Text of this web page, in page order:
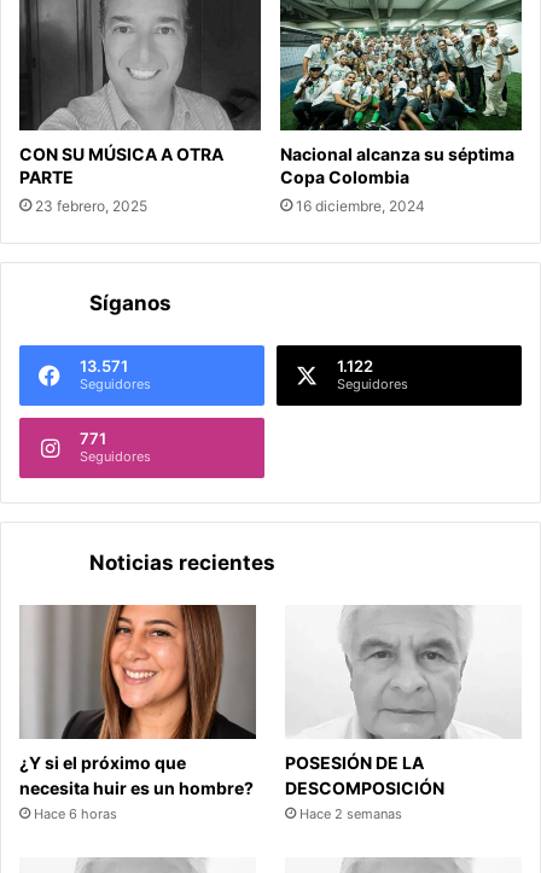
CON SU MÚSICA A OTRA
PARTE
23 febrero, 2025
Nacional alcanza su séptima
Copa Colombia
16 diciembre, 2024
Síganos
13.571
Seguidores
1.122
Seguidores
771
Seguidores
Noticias recientes
¿Y si el próximo que
necesita huir es un hombre?
Hace 6 horas
POSESIÓN DE LA
DESCOMPOSICIÓN
Hace 2 semanas